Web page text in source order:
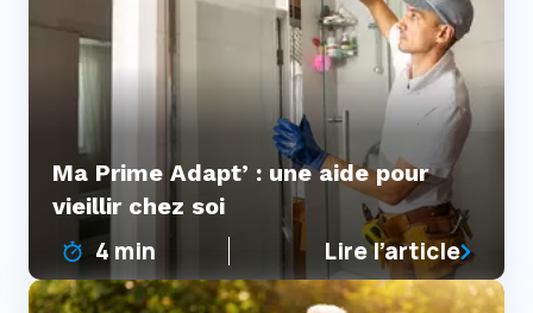
Ma Prime Adapt’ : une aide pour
vieillir chez soi
4 min Lire l’article